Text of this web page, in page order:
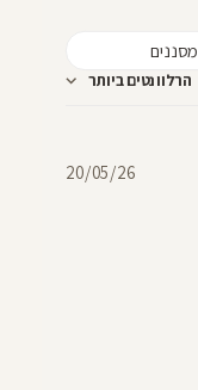
מסננים
הרלוונטים ביותר
20/05/26